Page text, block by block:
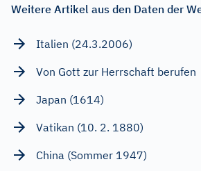
Weitere Artikel aus den Daten der
Italien (24.3.2006)
Von Gott zur Herrschaft berufen
Japan (1614)
Vatikan (10. 2. 1880)
China (Sommer 1947)